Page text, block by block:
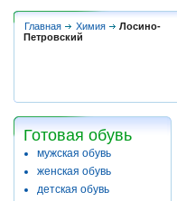
Главная Химия
Лосино-
Петровский
Готовая обувь
мужская обувь
женская обувь
детская обувь